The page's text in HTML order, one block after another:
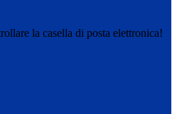
la casella di posta elettronica!